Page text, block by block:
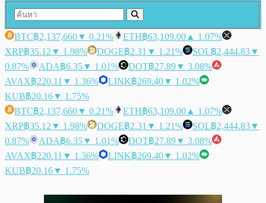
BTC฿2,137,660▼ 0.21% ETH฿63,109.00 ▲ 1.07%
XRP฿35.12 ▼ 1.98% DOGE฿2.31 ▼ 1.21% SOL฿2,444.83▼
0.87%
ADA฿6.35▼ 1.01% DOT฿27.89▼ 3.08%
AVAX฿220.11 ▼ 1.36% LINK฿269.40▼ 1.02%
KUB฿20.16▼ 1.75%
BTC฿2,137,660▼ 0.21% ETH฿63,109.00 ▲ 1.07%
XRP฿35.12 ▼ 1.98% DOGE฿2.31 ▼ 1.21% SOL฿2,444.83▼
0.87%
ADA฿6.35▼ 1.01% DOT฿27.89▼ 3.08%
AVAX฿220.11 ▼ 1.36% LINK฿269.40▼ 1.02%
KUB฿20.16▼ 1.75%